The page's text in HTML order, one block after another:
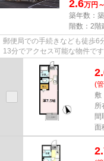
2.6万円～
築年数：
階数：2階
郵便局での手続きなども徒歩
13分でアクセス可能な物件で
ンを使う方にオススメ物件、ネ
(
敷
所
間
面